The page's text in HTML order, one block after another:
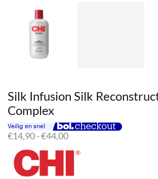
Silk Infusion Silk
Complex
€14,90-€44,00Prijsklasse:
tot